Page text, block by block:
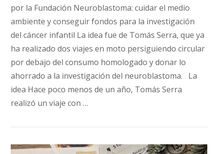
por la Fundación Neuroblastoma: cuidar el medio
ambiente y conseguir fondos para la investigación
del cáncer infantil La idea fue de Tomás Serra, que ya
ha realizado dos viajes en moto persiguiendo circular
por debajo del consumo homologado y donar lo
ahorrado a la investigación del neuroblastoma. La
idea Hace poco menos de un año, Tomás Serra
realizó un viaje con …